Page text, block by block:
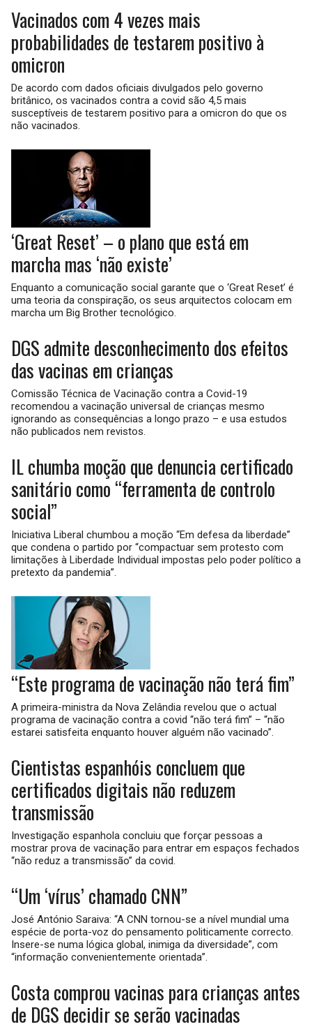
Vacinados com 4 vezes mais
probabilidades de testarem positivo à
omicron
De acordo com dados oficiais divulgados pelo governo
britânico, os vacinados contra a covid são 4,5 mais
susceptíveis de testarem positivo para a omicron do que os
não vacinados.
‘Great Reset’ – o plano que está em
marcha mas ‘não existe’
Enquanto a comunicação social garante que o ‘Great Reset’ é
uma teoria da conspiração, os seus arquitectos colocam em
marcha um Big Brother tecnológico.
DGS admite desconhecimento dos efeitos
das vacinas em crianças
Comissão Técnica de Vacinação contra a Covid-19
recomendou a vacinação universal de crianças mesmo
ignorando as consequências a longo prazo – e usa estudos
não publicados nem revistos.
IL chumba moção que denuncia certificado
sanitário como “ferramenta de controlo
social”
Iniciativa Liberal chumbou a moção “Em defesa da liberdade”
que condena o partido por “compactuar sem protesto com
limitações à Liberdade Individual impostas pelo poder político a
pretexto da pandemia”.
“Este programa de vacinação não terá fim”
A primeira-ministra da Nova Zelândia revelou que o actual
programa de vacinação contra a covid “não terá fim” – “não
estarei satisfeita enquanto houver alguém não vacinado”.
Cientistas espanhóis concluem que
certificados digitais não reduzem
transmissão
Investigação espanhola concluiu que forçar pessoas a
mostrar prova de vacinação para entrar em espaços fechados
“não reduz a transmissão” da covid.
“Um ‘vírus’ chamado CNN”
José António Saraiva: “A CNN tornou-se a nível mundial uma
espécie de porta-voz do pensamento politicamente correcto.
Insere-se numa lógica global, inimiga da diversidade”, com
“informação convenientemente orientada”.
Costa comprou vacinas para crianças antes
de DGS decidir se serão vacinadas